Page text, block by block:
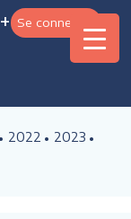
Se connecter
2022
2023